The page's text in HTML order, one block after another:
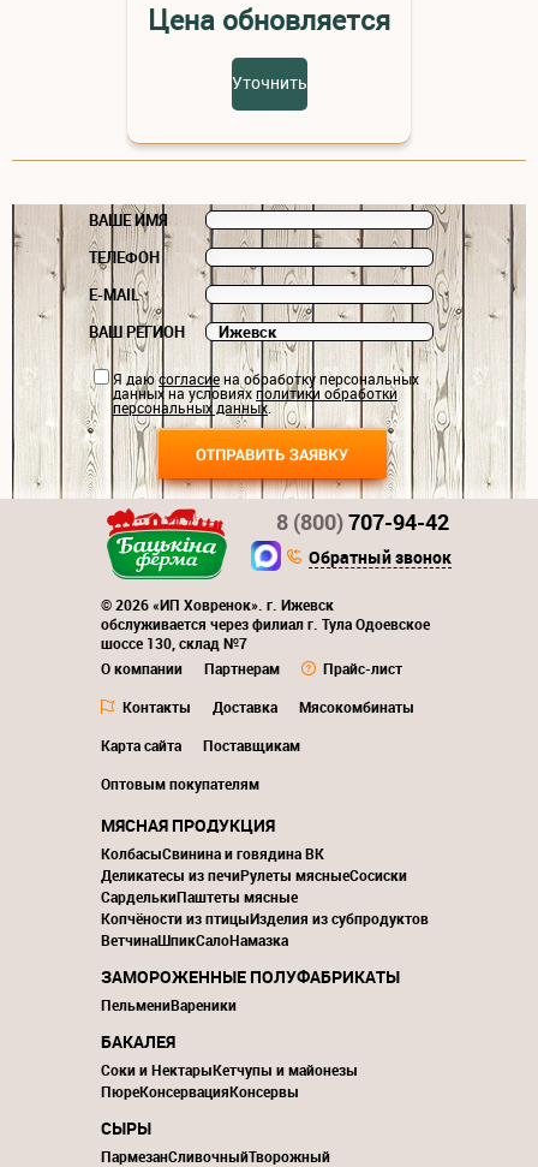
Цена обновляется
Уточнить
ВАШЕ ИМЯ
ТЕЛЕФОН
E-MAIL
ВАШ РЕГИОН
Я даюсогласиена обработку персональных
данных на условияхполитики обработки
персональных данных.
© 2026 «ИП Ховренок». г. Ижевск
обслуживается через филиал г. Тула Одоевское
шоссе 130, склад №7
О компании
Партнерам
Прайс-лист
Контакты
Доставка
Мясокомбинаты
Карта сайта
Поставщикам
Оптовым покупателям
8 (800)707-94-42
Обратный звонок
МЯСНАЯ ПРОДУКЦИЯ
КолбасыСвинина и говядина ВК
Деликатесы из печиРулеты мясныеСосиски
СарделькиПаштеты мясные
Копчёности из птицыИзделия из субпродуктов
ВетчинаШпикСалоНамазка
ЗАМОРОЖЕННЫЕ ПОЛУФАБРИКАТЫ
ПельмениВареники
БАКАЛЕЯ
Соки и НектарыКетчупы и майонезы
ПюреКонсервацияКонсервы
СЫРЫ
ПармезанСливочныйТворожный